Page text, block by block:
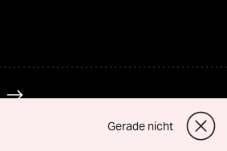
Gerade nicht